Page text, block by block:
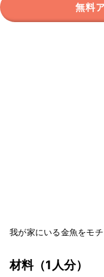
無料
我が家にいる金魚をモ
材料（1人分）